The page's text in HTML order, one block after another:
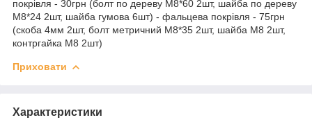
покрівля - 30грн (болт по дереву М8*60 2шт, шайба по дереву
М8*24 2шт, шайба гумова 6шт) - фальцева покрівля - 75грн
(скоба 4мм 2шт, болт метричний М8*35 2шт, шайба М8 2шт,
контргайка М8 2шт)
Приховати
Характеристики